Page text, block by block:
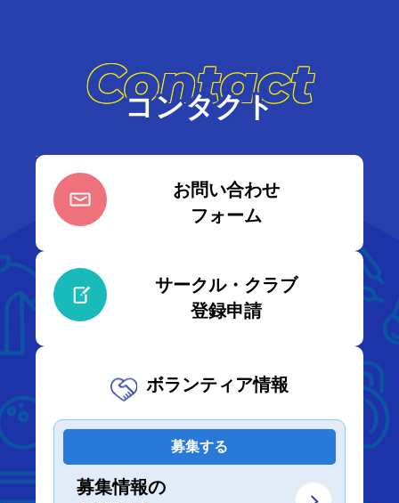
Contact
コンタクト
お問い合わせ
フォーム
サークル・クラブ
登録申請
ボランティア情報
募集する
募集情報の